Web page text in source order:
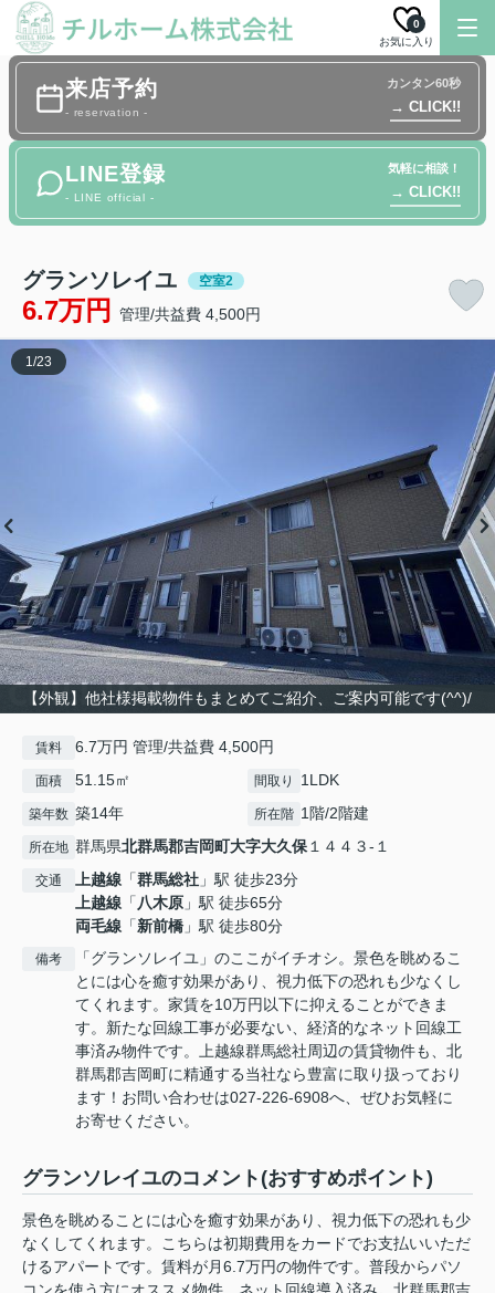
お気に入り
0
来店予約
- reservation -
カンタン60秒
→ CLICK!!
LINE登録
- LINE official -
気軽に相談！
→ CLICK!!
グランソレイユ 空室2
6.7万円 管理/共益費 4,500円
【外観】他社様掲載物件もまとめてご紹介、ご案内可能です(^^)/
1/23
賃料 6.7万円 管理/共益費 4,500円
面積 51.15㎡ 間取り 1LDK
築年数 築14年 所在階 1階/2階建
所在地 群馬県北群馬郡吉岡町大字大久保１４４３-１
交通 上越線 「群馬総社 」駅 徒歩23分
上越線 「八木原 」駅 徒歩65分
両毛線 「新前橋 」駅 徒歩80分
備考
「グランソレイユ」のここがイチオシ。景色を眺めるこ
とには心を癒す効果があり、視力低下の恐れも少なくし
てくれます。家賃を10万円以下に抑えることができま
す。新たな回線工事が必要ない、経済的なネット回線工
事済み物件です。上越線群馬総社周辺の賃貸物件も、北
群馬郡吉岡町に精通する当社なら豊富に取り扱っており
ます！お問い合わせは027-226-6908へ、ぜひお気軽に
お寄せください。
グランソレイユのコメント(おすすめポイント)
景色を眺めることには心を癒す効果があり、視力低下の恐れも少
なくしてくれます。こちらは初期費用をカードでお支払いいただ
けるアパートです。賃料が月6.7万円の物件です。普段からパソ